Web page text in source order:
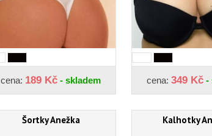
cena: 189 Kč - skladem cena: 349 Kč -
Šortky Anežka Kalhotky